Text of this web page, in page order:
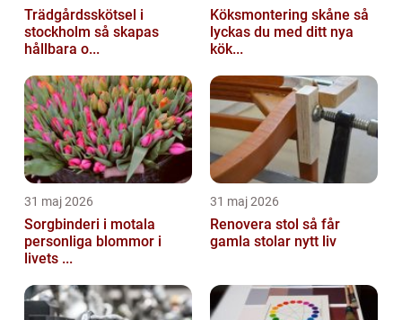
Trädgårdsskötsel i
stockholm så skapas
hållbara o...
Köksmontering skåne så
lyckas du med ditt nya
kök...
31 maj 2026
Sorgbinderi i motala
personliga blommor i
livets ...
31 maj 2026
Renovera stol så får
gamla stolar nytt liv